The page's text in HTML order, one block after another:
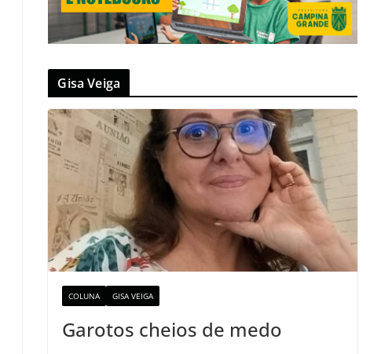
Gisa Veiga
COLUNA GISA VEIGA
Garotos cheios de medo